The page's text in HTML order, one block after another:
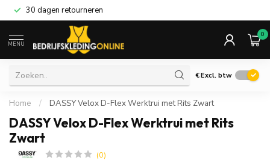
30 dagen retourneren
MENU
0
€Excl. btw
Home / DASSY Velox D-Flex Werktrui met Rits Zwart
DASSY Velox D-Flex Werktrui met Rits
Zwart
(0)